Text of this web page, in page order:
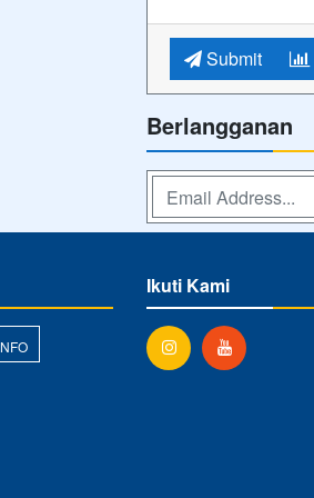
Submit
Berlangganan
Ikuti Kami